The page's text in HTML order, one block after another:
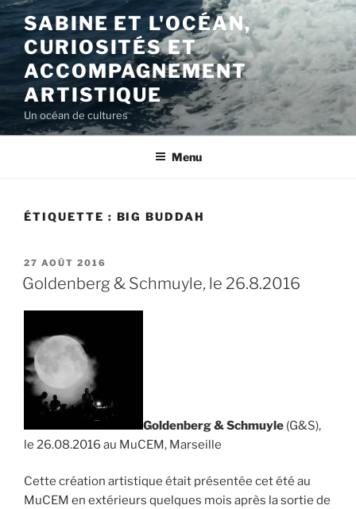
Aller
au
contenu
principal
SABINE ET L'OCÉAN,
CURIOSITÉS ET
ACCOMPAGNEMENT
ARTISTIQUE
Un océan de cultures
Menu
ÉTIQUETTE : BIG BUDDAH
PUBLIÉ
LE
27 AOÛT 2016
Goldenberg & Schmuyle, le 26.8.2016
Goldenberg & Schmuyle (G&S),
le 26.08.2016 au MuCEM, Marseille
Cette création artistique était présentée cet été au
MuCEM en extérieurs quelques mois après la sortie de